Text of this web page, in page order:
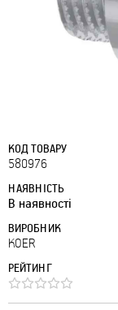
КОД ТОВАРУ
580976
НАЯВНІСТЬ
В наявності
ВИРОБНИК
KOER
РЕЙТИНГ